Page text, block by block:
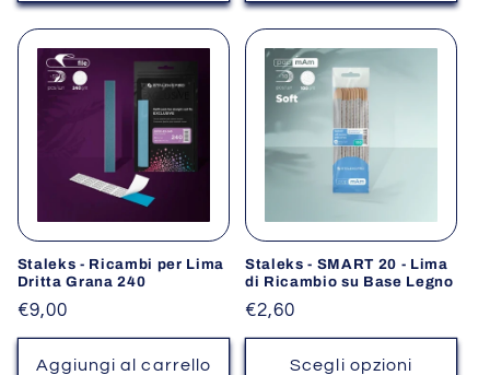
Staleks - Ricambi per Lima
Dritta Grana 240
Prezzo
di
listino
€9,00
Aggiungi al carrello
Staleks - SMART 20 - Lima
di Ricambio su Base Legno
Prezzo
di
listino
€2,60
Scegli opzioni